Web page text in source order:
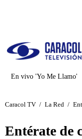
En vivo 'Yo Me Llamo'
Caracol TV / La Red /
Entérate de